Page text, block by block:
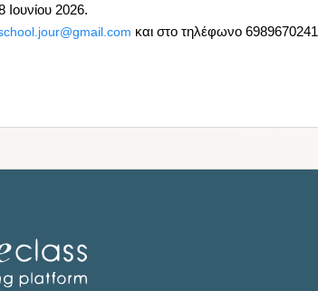
2026.
και στο τηλέφωνο 6989670241